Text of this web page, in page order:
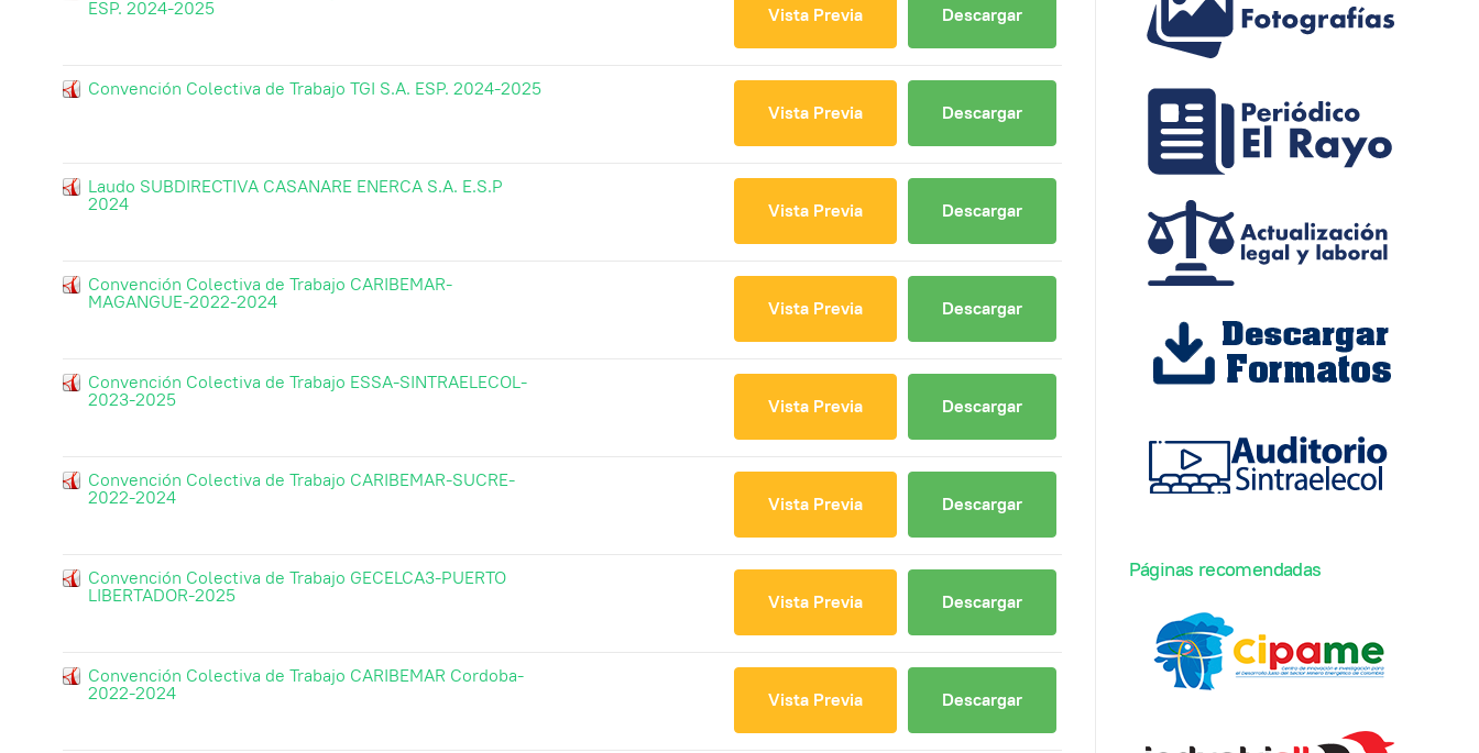
ESP. 2024-2025 Descargar
Vista Previa
Convención Colectiva de Trabajo TGI S.A. ESP. 2024-2025
Descargar
Vista Previa
Laudo SUBDIRECTIVA CASANARE ENERCA S.A. E.S.P
2024 Descargar
Vista Previa
Convención Colectiva de Trabajo CARIBEMAR-
MAGANGUE-2022-2024 Descargar
Vista Previa
Convención Colectiva de Trabajo ESSA-SINTRAELECOL-
2023-2025 Descargar
Vista Previa
Convención Colectiva de Trabajo CARIBEMAR-SUCRE-
2022-2024 Descargar
Vista Previa
Convención Colectiva de Trabajo GECELCA3-PUERTO
LIBERTADOR-2025 Descargar
Vista Previa
Convención Colectiva de Trabajo CARIBEMAR Cordoba-
2022-2024 Descargar
Vista Previa
Páginas recomendadas